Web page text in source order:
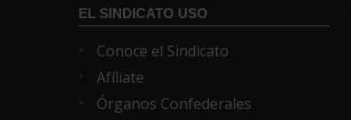
EL SINDICATO USO
Conoce el Sindicato
Afíliate
Órganos Confederales